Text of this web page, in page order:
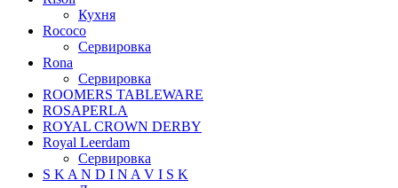
Кухня
Rococo
Сервировка
Rona
Сервировка
ROOMERS TABLEWARE
ROSAPERLA
ROYAL CROWN DERBY
Royal Leerdam
Сервировка
S K A N D I N A V I S K